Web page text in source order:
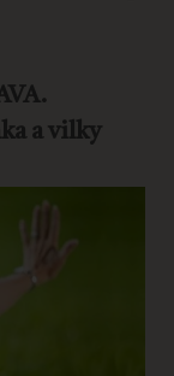
a vilky